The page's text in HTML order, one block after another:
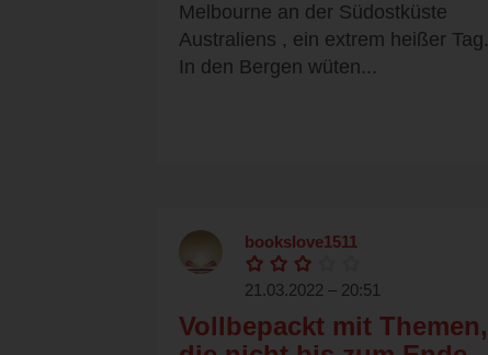
Melbourne an der Südostküste
Australiens , ein extrem heißer Tag.
In den Bergen wüten...
bookslove1511
21.03.2022 – 20:51
Vollbepackt mit Themen,